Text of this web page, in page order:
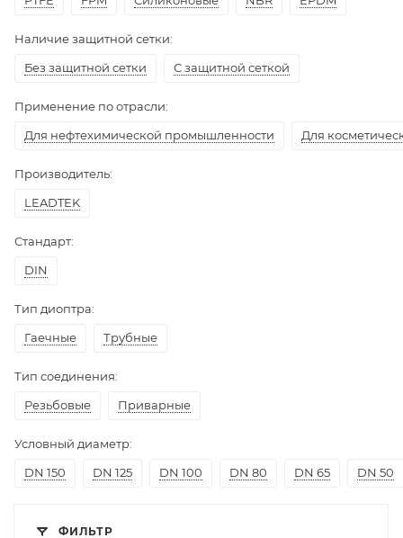
Наличие защитной сетки:
Без защитной сетки
С защитной сеткой
Применение по отрасли:
Для нефтехимической промышленности
Для
Производитель:
LEADTEK
Стандарт:
DIN
Тип диоптра:
Гаечные
Трубные
Тип соединения:
Резьбовые
Приварные
Условный диаметр:
DN 150
DN 125 DN 100 DN 80 DN 65 DN 50
ФИЛЬТР